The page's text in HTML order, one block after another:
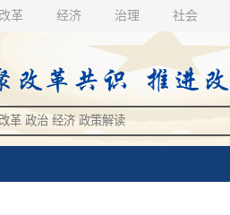
革 经济 治理 社会